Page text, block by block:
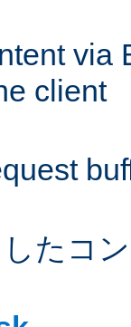
via
client
たコ